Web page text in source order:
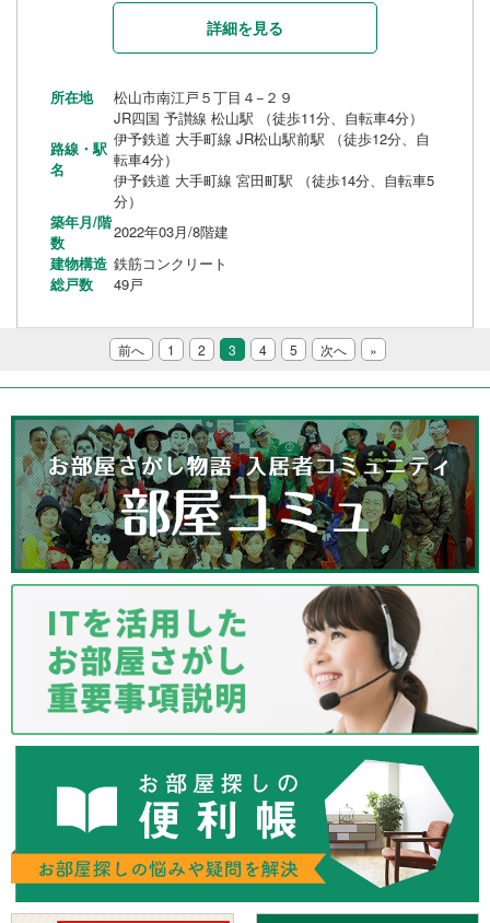
詳細を見る
所在地 松山市南江戸５丁目４−２９
路線・駅
名
JR四国 予讃線 松山駅 （徒歩11分、自転車4分）
伊予鉄道 大手町線 JR松山駅前駅 （徒歩12分、自
転車4分）
伊予鉄道 大手町線 宮田町駅 （徒歩14分、自転車5
分）
築年月/階
数
2022年03月/8階建
建物構造 鉄筋コンクリート
総戸数
49戸
前へ 1 2 3 4 5 次へ »